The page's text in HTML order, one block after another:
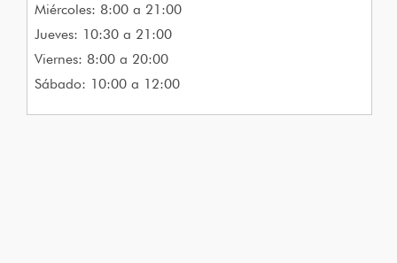
Miércoles: 8:00 a 21:00
Jueves: 10:30 a 21:00
Viernes: 8:00 a 20:00
Sábado: 10:00 a 12:00